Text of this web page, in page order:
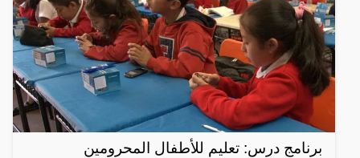
برنامج درس: تعليم للأطفال المحرومين